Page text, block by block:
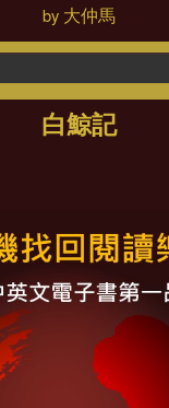
by 大仲馬
白鯨記